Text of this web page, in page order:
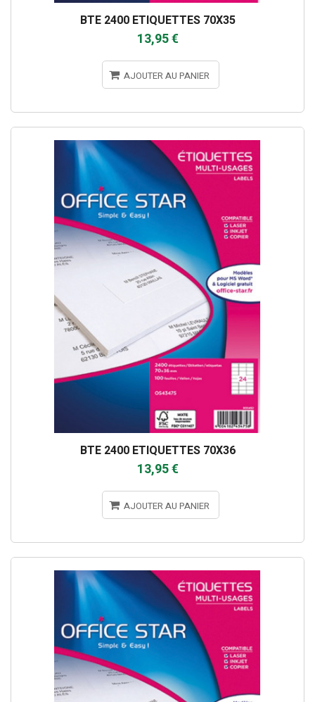
BTE 2400 ETIQUETTES 70X35
13,95 €
AJOUTER AU PANIER
BTE 2400 ETIQUETTES 70X36
13,95 €
AJOUTER AU PANIER